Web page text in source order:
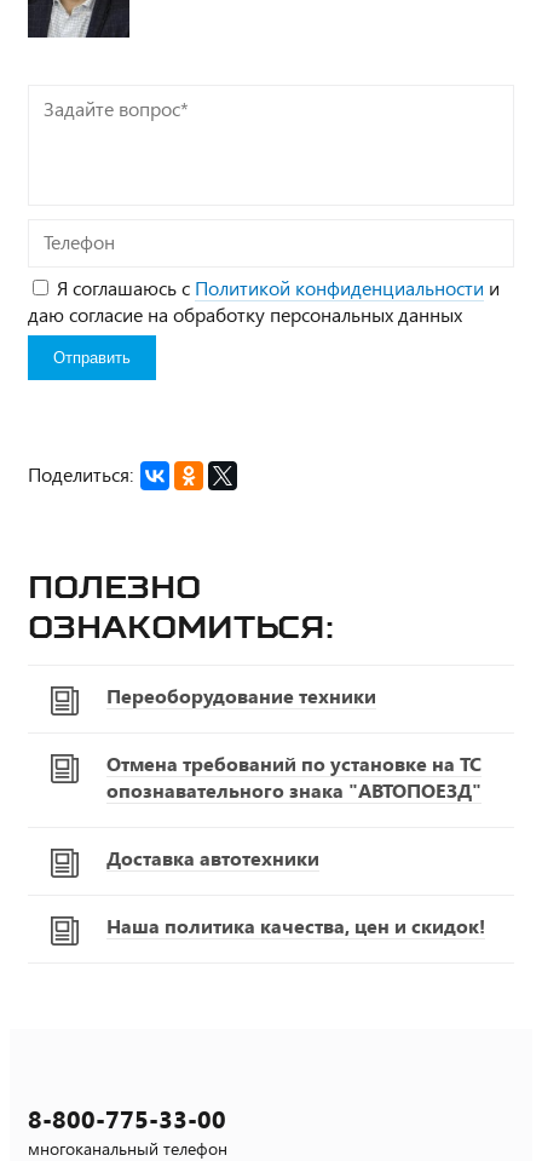
Задайте
вопрос*
Телефон
Я соглашаюсь с Политикой конфиденциальности и
даю согласие на обработку персональных данных
Поделиться:
Полезно
ознакомиться:
Переоборудование техники
Отмена требований по установке на ТС
опознавательного знака "АВТОПОЕЗД"
Доставка автотехники
Наша политика качества, цен и скидок!
8-800-775-33-00
многоканальный телефон